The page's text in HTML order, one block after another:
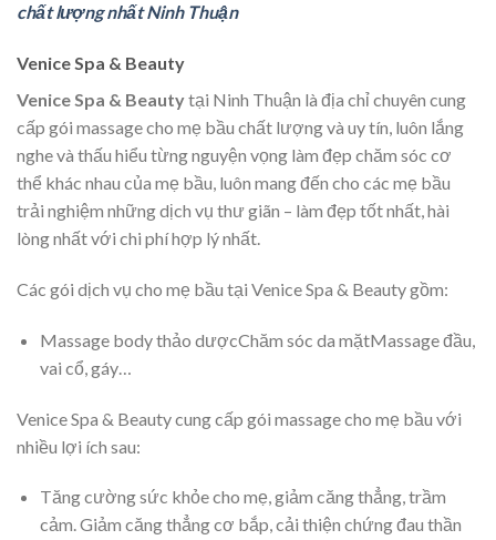
chất lượng nhất Ninh Thuận
Venice Spa & Beauty
Venice Spa & Beautytại Ninh Thuận là địa chỉ chuyên cung
cấp gói massage cho mẹ bầu chất lượng và uy tín, luôn lắng
nghe và thấu hiểu từng nguyện vọng làm đẹp chăm sóc cơ
thể khác nhau của mẹ bầu, luôn mang đến cho các mẹ bầu
trải nghiệm những dịch vụ thư giãn – làm đẹp tốt nhất, hài
lòng nhất với chi phí hợp lý nhất.
Các gói dịch vụ cho mẹ bầu tại Venice Spa & Beauty gồm:
Massage body thảo dượcChăm sóc da mặtMassage đầu,
vai cổ, gáy…
Venice Spa & Beauty cung cấp gói massage cho mẹ bầu với
nhiều lợi ích sau:
Tăng cường sức khỏe cho mẹ, giảm căng thẳng, trầm
cảm. Giảm căng thẳng cơ bắp, cải thiện chứng đau thần